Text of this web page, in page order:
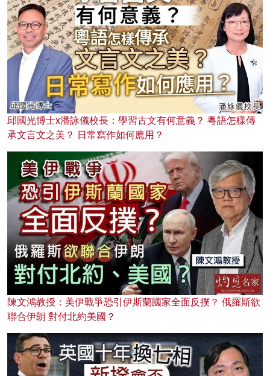
邱國光博士x潘詠儀校長：學習古文有何意義？ 粵語怎樣傳
承文言文之美？ 日常寫作如何應用？
陳文鴻教授：美伊戰爭恐引伊斯蘭國家全面反撲？ 俄羅斯欲
聯合伊朗 對付北約美國？